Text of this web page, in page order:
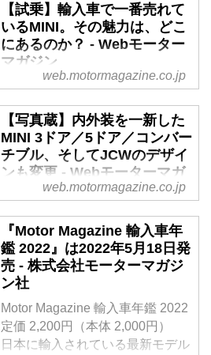
【試乗】輸入車で一番売れて
いるMINI。その魅力は、どこ
にあるのか？ - Webモーター
マガジン
いま、日本でいちばん売れている
輸入車といえば、MINI。その秘密
を探るべく、鈴木ケンイチ レポ
ーターは最新MINIの3ドアと5ドア
に試乗してみた。
web.motormagazine.co.jp
【写真蔵】内外装を一新した
MINI 3ドア／5ドア／コンバー
チブル、そしてJCWのデザイ
ンも変更 - Webモーターマガ
2021年5月25日、MINIの3ドア／5
ドア／コンバーチブルがマイナー
チェンジで内外装のデザインを一
新した。各モデルのディテールを
写真で紹介しよう。
web.motormagazine.co.jp
『Motor Magazine 輸入車年
鑑 2022』は2022年5月18日発
売 - 株式会社モーターマガジ
ン社
Motor Magazine 輸入車年鑑 2022
定価 2,200円（本体 2,000円）
日本に輸入されている最新モデル